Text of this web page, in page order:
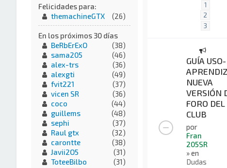
1
2
3
GUÍA USO-
NUEVA
VERSIÓN
FORO DEL
CLUB
por
Fran
205SR
» en
Dudas
Felicidades para:
themachineGTX
(26)
En los próximos 30 días
BeRbErExO
(38)
sama205
(46)
alex-trs
(36)
alexgti
(49)
fvit221
(37)
vicen SR
(36)
coco
(44)
guillems
(48)
sephi
(37)
Raul gtx
(32)
carontte
(38)
Javii2O5
(31)
ToteeBilbo
(31)